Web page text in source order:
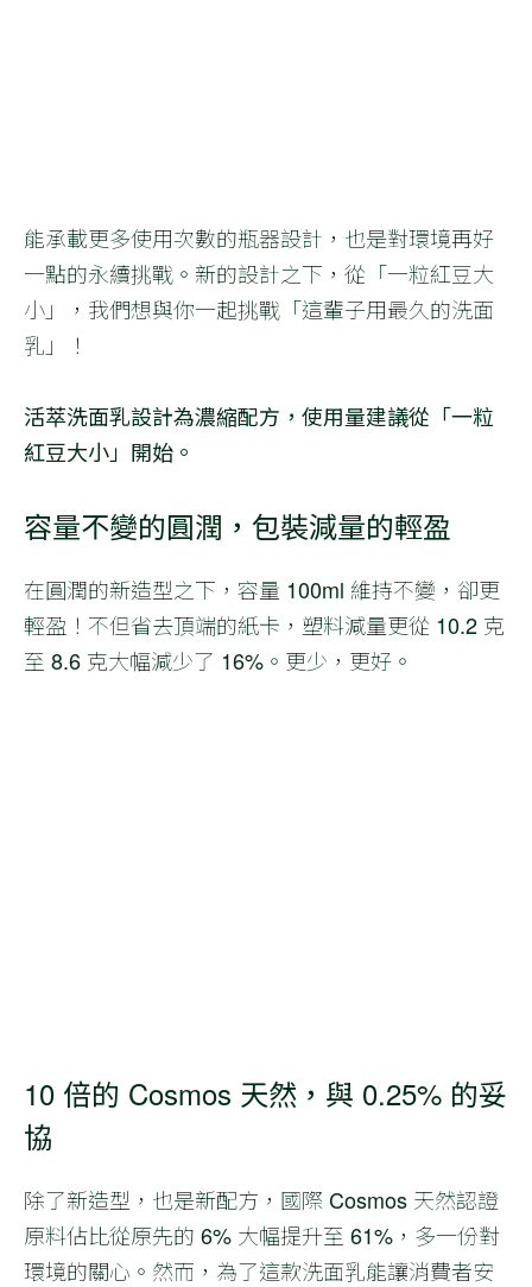
能承載更多使用次數的瓶器設計，也是對環境再好
一點的永續挑戰。新的設計之下，從「一粒紅豆大
小」，我們想與你一起挑戰「這輩子用最久的洗面
乳」！
活萃洗面乳設計為濃縮配方，使用量建議從「一粒
紅豆大小」開始。
容量不變的圓潤，包裝減量的輕盈
在圓潤的新造型之下，容量 100ml 維持不變，卻更
輕盈！不但省去頂端的紙卡，塑料減量更從 10.2 克
至 8.6 克大幅減少了 16%。更少，更好。
10 倍的 Cosmos 天然，與 0.25% 的妥
協
除了新造型，也是新配方，國際 Cosmos 天然認證
原料佔比從原先的 6% 大幅提升至 61%，多一份對
環境的關心。然而，為了這款洗面乳能讓消費者安